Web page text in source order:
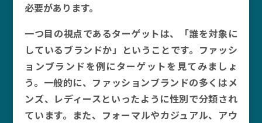
必要があります。
一つ目の視点であるターゲットは、「誰を対象に
しているブランドか」ということです。ファッシ
ョンブランドを例にターゲットを見てみましょ
う。一般的に、ファッションブランドの多くはメ
ンズ、レディースといったように性別で分類され
ています。また、フォーマルやカジュアル、アウ